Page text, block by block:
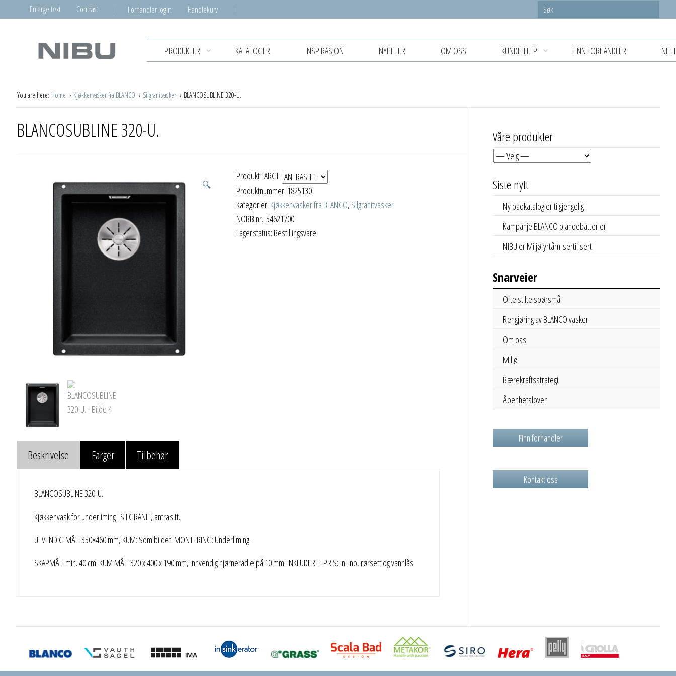
Enlarge text Contrast Forhandler login Handlekurv
PRODUKTER KATALOGER INSPIRASJON NYHETER OM OSS KUNDEHJELP FINN FORHANDLER
You are here: Home Kjøkkenvasker fra BLANCO Silgranitvasker BLANCOSUBLINE 320-U.
BLANCOSUBLINE 320-U.
🔍
Produkt FARGE
Produktnummer: 1825130
Kategorier: Kjøkkenvasker fra BLANCO, Silgranitvasker
NOBB nr.: 54621700
Lagerstatus: Bestillingsvare
Beskrivelse Farger Tilbehør
BLANCOSUBLINE 320-U.
Kjøkkenvask for underliming i SILGRANIT, antrasitt.
UTVENDIG MÅL: 350×460 mm, KUM: Som bildet. MONTERING: Underliming.
SKAPMÅL: min. 40 cm. KUM MÅL: 320 x 400 x 190 mm, innvendig hjørneradie på 10 mm. INKLUDERT I PRIS: InFino, rørsett og vannlås.
Våre produkter
Siste nytt
Ny badkatalog er tilgjengelig
Kampanje BLANCO blandebatterier
NIBU er Miljøfyrtårn-sertifisert
Snarveier
Ofte stilte spørsmål
Rengjøring av BLANCO vasker
Om oss
Miljø
Bærekraftsstrategi
Åpenhetsloven
Finn forhandler
Kontakt oss